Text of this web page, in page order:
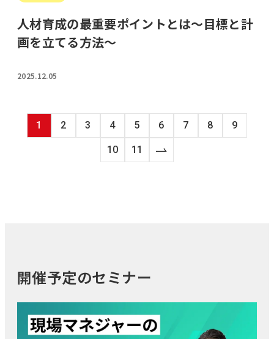
人材育成の最重要ポイントとは～目標と計
画を立てる方法～
2025.12.05
1 2 3 4 5 6 7 8 9
10 11
開催予定のセミナー